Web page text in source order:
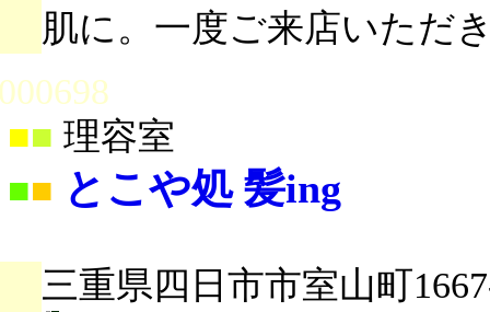
肌に。一度ご来店いただ
■ 理容室
■■ とこや処 髪ing
三重県四日市市室山町